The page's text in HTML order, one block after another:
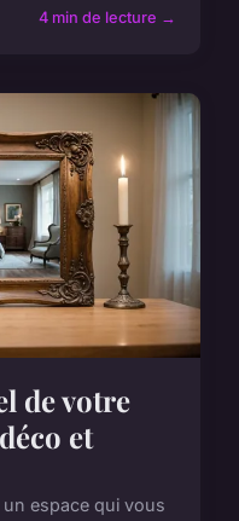
4 min de lecture →
de votre
et
espace qui vous